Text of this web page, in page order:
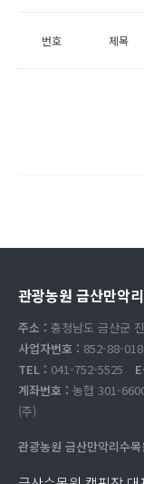
번호 제목
관광농원 금산만악
주소 : 충청남도 금산군
사업자번호 : 852-88-
TEL : 041-752-5525
계좌번호 : 농협 301-
(주)
관광농원 금산만악리수